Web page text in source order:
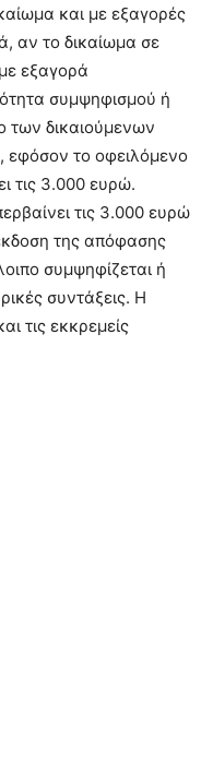
και με εξαγορές
αν το δικαίωμα σε
εξαγορά
συμψηφισμού ή
δικαιούμενων
εφόσον το οφειλόμενο
τις 3.000 ευρώ.
τις 3.000 ευρώ
της απόφασης
συμψηφίζεται ή
συντάξεις. Η
τις εκκρεμείς